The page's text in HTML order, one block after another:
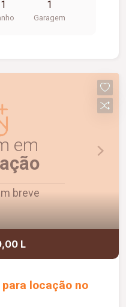
1 1
Garagem
em
breve
L
locação no